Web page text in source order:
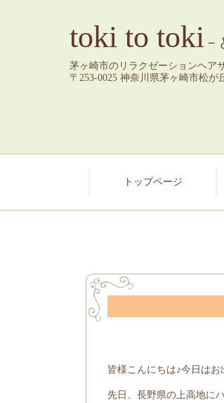
toki to toki －
茅ヶ崎市のリラクゼーションヘア
〒253-0025 神奈川県茅ヶ崎市松が
トップページ
皆様こんにちは♪今日はお
先日、長野県の上高地に